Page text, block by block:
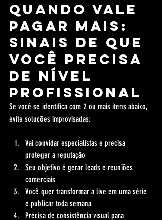
Quando vale
pagar mais:
sinais de que
você precisa
de nível
profissional
Se você se identifica com 2 ou mais itens abaixo,
evite soluções improvisadas:
Vai convidar especialistas e precisa
proteger a reputação
Seu objetivo é gerar leads e reuniões
comerciais
Você quer transformar a live em uma série
e publicar toda semana
Precisa de consistência visual para